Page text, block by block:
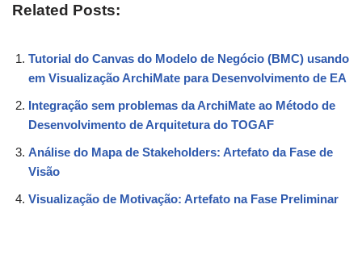
Related Posts:
Tutorial do Canvas do Modelo de Negócio (BMC) usando
em Visualização ArchiMate para Desenvolvimento de EA
Integração sem problemas da ArchiMate ao Método de
Desenvolvimento de Arquitetura do TOGAF
Análise do Mapa de Stakeholders: Artefato da Fase de
Visão
Visualização de Motivação: Artefato na Fase Preliminar